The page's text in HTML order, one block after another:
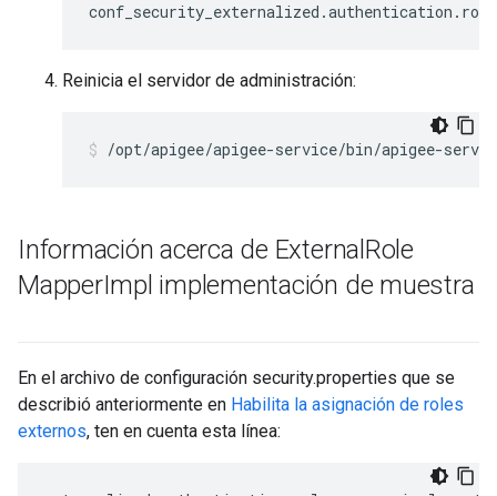
Reinicia el servidor de administración:
/opt/apigee/apigee-service/bin/apigee-
Información acerca de External Role
MapperImpl implementación de muestra
En el archivo de configuración security.properties que se
describió anteriormente en Habilita la asignación de roles
externos, ten en cuenta esta línea: